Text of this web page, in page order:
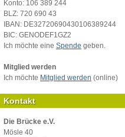
Konto: 106 389 244
BLZ: 720 690 43
IBAN: DE32720690430106389244
BIC: GENODEF1GZ2
Ich möchte eine Spende geben.
Mitglied werden
Ich möchte Mitglied werden (online)
Kontakt
Die Brücke e.V.
Mösle 40